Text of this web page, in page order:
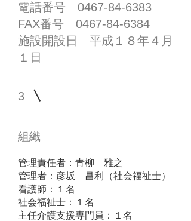
電話番号 0467-84-6383
FAX番号 0467-84-6384
施設開設日 平成１８年４月
１日
3
組織
管理責任者：青柳 雅之
管理者：彦坂 昌利（社会福祉士）
看護師：１名
社会福祉士：１名
主任介護支援専門員：１名